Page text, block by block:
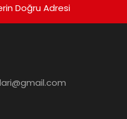
Doğru Adresi